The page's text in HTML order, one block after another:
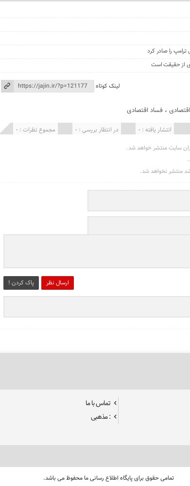
از حقیقت است
لینک کوتاه
، فساد اقتصادی
مجموع نظرات : 0 در انتظار بررسی : 0 انتشار یافته : 0
سایت منتشر خواهد شد.
منتشر نخواهد شد.
ارسال نظر پاک کردن !
تماس با ما
: مذهبی
تمامی حقوق برای پایگاه اطلاع رسانی ما محفوظ می باشد.